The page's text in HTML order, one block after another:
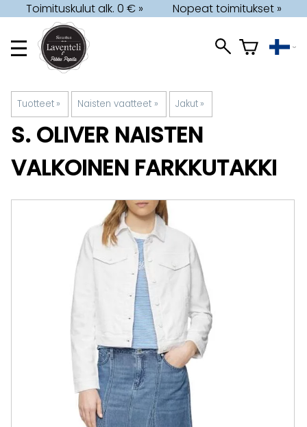
Toimituskulut alk. 0 € » Nopeat toimitukset »
Tuotteet ‪» Naisten vaatteet ‪» Jakut ‪»
S. OLIVER NAISTEN
VALKOINEN FARKKUTAKKI